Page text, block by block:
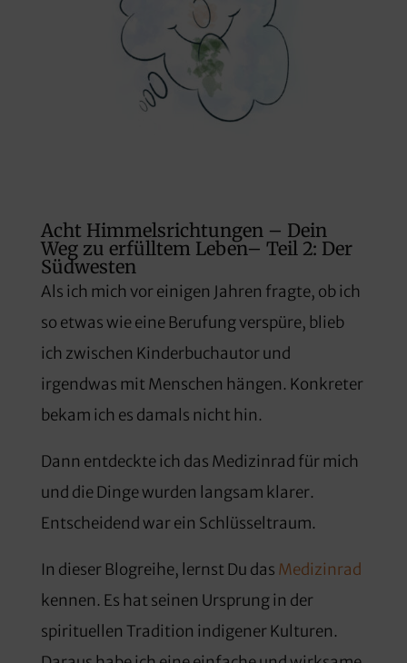
Acht Himmelsrichtungen – Dein
Weg zu erfülltem Leben– Teil 2: Der
Südwesten
Als ich mich vor einigen Jahren fragte, ob ich
so etwas wie eine Berufung verspüre, blieb
ich zwischen Kinderbuchautor und
irgendwas mit Menschen hängen. Konkreter
bekam ich es damals nicht hin.
Dann entdeckte ich das Medizinrad für mich
und die Dinge wurden langsam klarer.
Entscheidend war ein Schlüsseltraum.
In dieser Blogreihe, lernst Du das Medizinrad
kennen. Es hat seinen Ursprung in der
spirituellen Tradition indigener Kulturen.